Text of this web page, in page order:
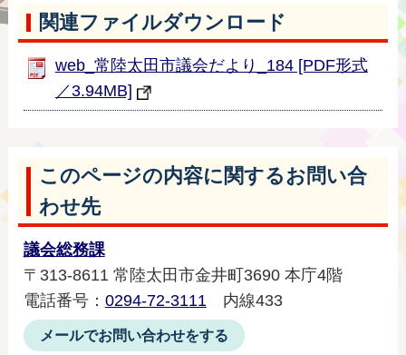
関連ファイルダウンロード
web_常陸太田市議会だより_184 [PDF形式
／3.94MB]
このページの内容に関するお問い合
わせ先
議会総務課
〒313-8611 常陸太田市金井町3690 本庁4階
電話番号： 0294-72-3111 内線433
メールでお問い合わせをする